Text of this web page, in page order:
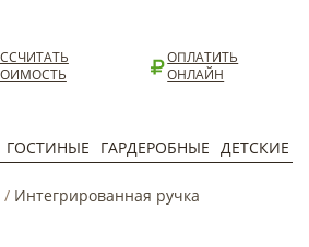
ОПЛАТИТЬ
ОНЛАЙН
ГОСТИНЫЕ ГАРДЕРОБНЫЕ ДЕТСКИЕ
/ Интегрированная ручка